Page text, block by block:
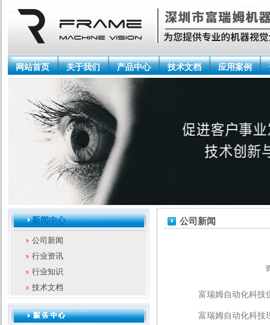
网站首页 关于我们 产品中心 技术文档 应用案例
新闻中心
公司新闻
行业资讯
行业知识
技术文档
公司新闻
富瑞姆自动化科技
富瑞姆自动化科技现